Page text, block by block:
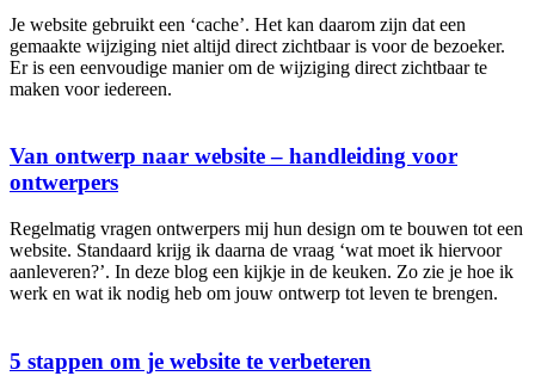
Je website gebruikt een ‘cache’. Het kan daarom zijn dat een
gemaakte wijziging niet altijd direct zichtbaar is voor de bezoeker.
Er is een eenvoudige manier om de wijziging direct zichtbaar te
maken voor iedereen.
Van ontwerp naar website – handleiding voor
ontwerpers
Regelmatig vragen ontwerpers mij hun design om te bouwen tot een
website. Standaard krijg ik daarna de vraag ‘wat moet ik hiervoor
aanleveren?’. In deze blog een kijkje in de keuken. Zo zie je hoe ik
werk en wat ik nodig heb om jouw ontwerp tot leven te brengen.
5 stappen om je website te verbeteren